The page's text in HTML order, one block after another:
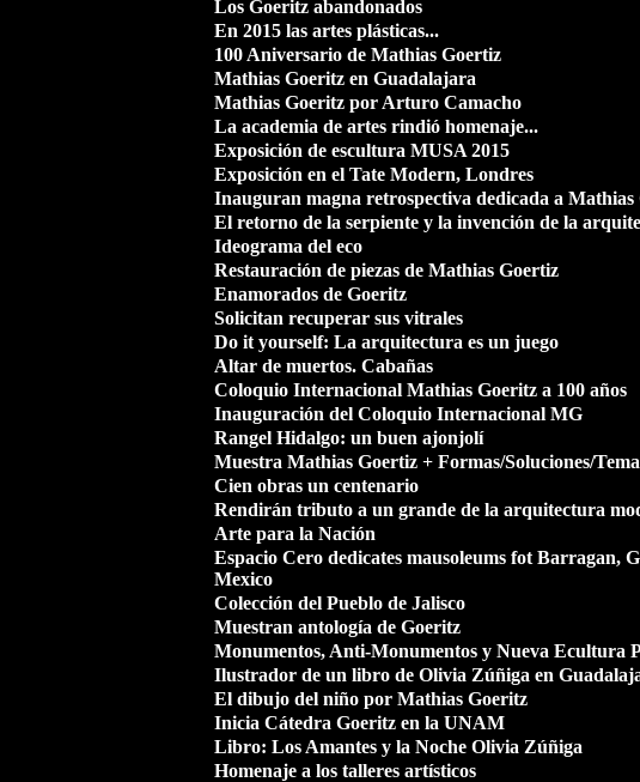
Los Goeritz abandonados
En 2015 las artes plásticas...
100 Aniversario de Mathias Goertiz
Mathias Goeritz en Guadalajara
Mathias Goeritz por Arturo Camacho
La academia de artes rindió homenaje...
Exposición de escultura MUSA 2015
Exposición en el Tate Modern, Londres
Inauguran magna retrospectiva dedicada a Mathias
El retorno de la serpiente y la invención de la
Ideograma del eco
Restauración de piezas de Mathias Goertiz
Enamorados de Goeritz
Solicitan recuperar sus vitrales
Do it yourself: La arquitectura es un juego
Altar de muertos. Cabañas
Coloquio Internacional Mathias Goeritz a 100 años
Inauguración del Coloquio Internacional MG
Rangel Hidalgo: un buen ajonjolí
Muestra Mathias Goertiz + Formas/Soluciones/
Cien obras un centenario
Rendirán tributo a un grande de la arquitectura
Arte para la Nación
Espacio Cero dedicates mausoleums fot Barragan,
Mexico
Colección del Pueblo de Jalisco
Muestran antología de Goeritz
Monumentos, Anti-Monumentos y Nueva Ecultura
Ilustrador de un libro de Olivia Zúñiga en
El dibujo del niño por Mathias Goeritz
Inicia Cátedra Goeritz en la UNAM
Libro: Los Amantes y la Noche Olivia Zúñiga
Homenaje a los talleres artísticos